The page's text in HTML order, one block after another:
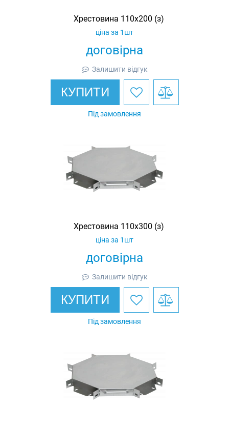
Хрестовина 110х200 (з)
договірна
ціна за 1шт
Залишити відгук
КУПИТИ
Під замовлення
Хрестовина 110х300 (з)
договірна
ціна за 1шт
Залишити відгук
КУПИТИ
Під замовлення